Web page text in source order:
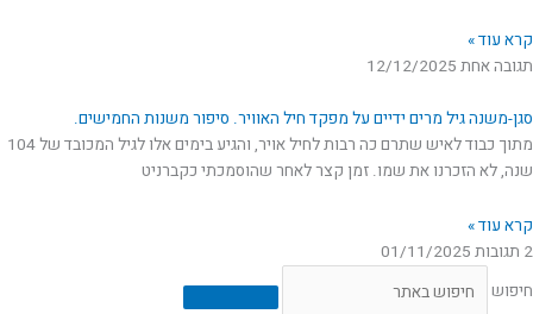
קרא עוד »
תגובה אחת 12/12/2025
סגן-משנה גיל מרים ידיים על מפקד חיל האוויר. סיפור משנות החמישים.
מתוך כבוד לאיש שתרם כה רבות לחיל אויר, והגיע בימים אלו לגיל המכובד של 104
שנה, לא הזכרנו את שמו. זמן קצר לאחר שהוסמכתי כקברניט
קרא עוד »
2 תגובות
01/11/2025
חיפוש